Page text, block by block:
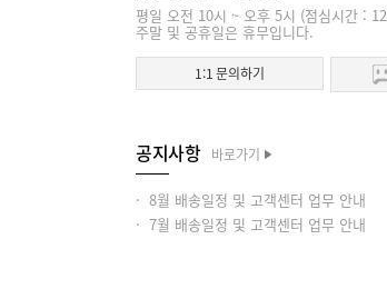
평일 오전 10시 ~ 오후 5시 (점심시간 :
주말 및 공휴일은 휴무입니다.
1:1 문의하기
공지사항 바로가기
· 8월 배송일정 및 고객센터 업무 안내
· 7월 배송일정 및 고객센터 업무 안내